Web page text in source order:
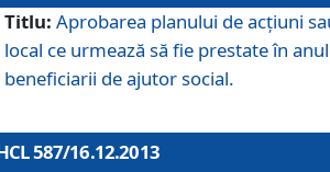
Titlu: Aprobarea planului de acţiuni
local ce urmează să fie prestate în
beneficiarii de ajutor social.
587/16.12.2013